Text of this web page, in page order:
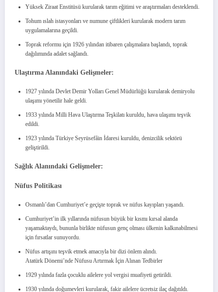
Yüksek Ziraat Enstitüsü kurularak tarım eğitimi ve araştırmaları desteklendi.
Tohum ıslah istasyonları ve numune çiftlikleri kurularak modern tarım
uygulamalarına geçildi.
Toprak reformu için 1926 yılından itibaren çalışmalara başlandı, toprak
dağılımında adalet sağlandı.
Ulaştırma Alanındaki Gelişmeler:
1927 yılında Devlet Demir Yolları Genel Müdürlüğü kurularak demiryolu
ulaşımı yönetilir hale geldi.
1933 yılında Milli Hava Ulaştırma Teşkilatı kuruldu, hava ulaşımı teşvik
edildi.
1923 yılında Türkiye Seyrüsefâin İdaresi kuruldu, denizcilik sektörü
geliştirildi.
Sağlık Alanındaki Gelişmeler:
Nüfus Politikası
Osmanlı’dan Cumhuriyet’e geçişte toprak ve nüfus kayıpları yaşandı.
Cumhuriyet’in ilk yıllarında nüfusun büyük bir kısmı kırsal alanda
yaşamaktaydı, bununla birlikte nüfusun genç olması ülkenin kalkınabilmesi
için fırsatlar sunuyordu.
Nüfus artışını teşvik etmek amacıyla bir dizi önlem alındı.
Atatürk Dönemi’nde Nüfusu Artırmak İçin Alınan Tedbirler
1929 yılında fazla çocuklu ailelere yol vergisi muafiyeti getirildi.
1930 yılında doğumevleri kurularak, fakir ailelere ücretsiz ilaç dağıtıldı.